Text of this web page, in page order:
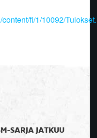
fi/1/10092/
SARJA JATKUU